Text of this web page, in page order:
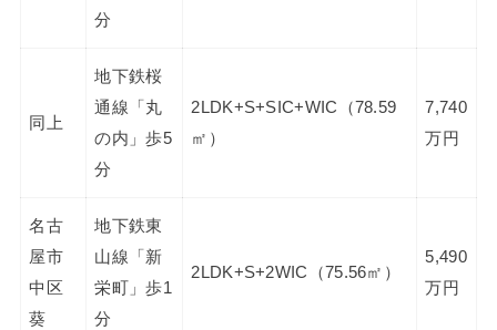
分
同上
地下鉄桜
通線「丸
の内」歩5
分
2LDK+S+SIC+WIC（78.59
㎡）
7,740
万円
名古
屋市
中区
葵
地下鉄東
山線「新
栄町」歩1
分
2LDK+S+2WIC（75.56㎡）
5,490
万円